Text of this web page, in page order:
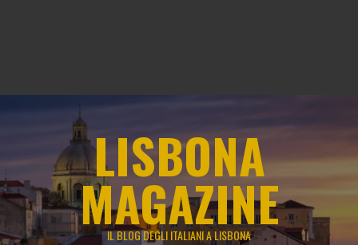
LISBONA
MAGAZINE
IL BLOG DEGLI ITALIANI A LISBONA